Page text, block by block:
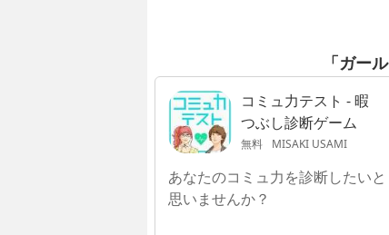
「ガー
コミュ力テスト - 暇
つぶし診断ゲーム
無料 MISAKI USAMI
あなたのコミュ力を診断したいと
思いませんか？